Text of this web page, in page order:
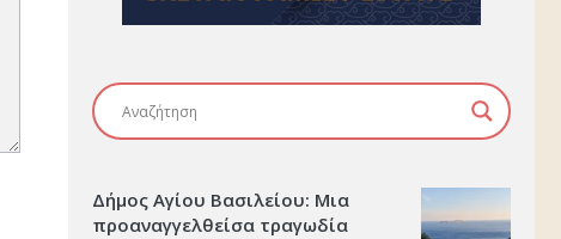
Δήμος Αγίου Βασιλείου: Μια
προαναγγελθείσα τραγωδία